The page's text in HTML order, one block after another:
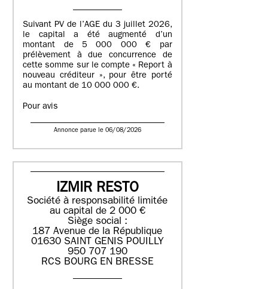
Suivant PV de l’AGE du 3 juillet 2026,
le capital a été augmenté d’un
montant de 5 000 000 € par
prélèvement à due concurrence de
cette somme sur le compte « Report à
nouveau créditeur », pour être porté
au montant de 10 000 000 €.
Pour avis
Annonce parue le 06/08/2026
IZMIR RESTO
Société à responsabilité limitée
au capital de 2 000 €
Siège social :
187 Avenue de la République
01630 SAINT GENIS POUILLY
950 707 190
RCS BOURG EN BRESSE